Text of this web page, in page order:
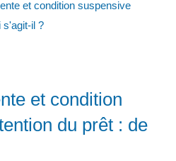
et condition suspensive
s'agit-il ?
et condition
du prêt : de